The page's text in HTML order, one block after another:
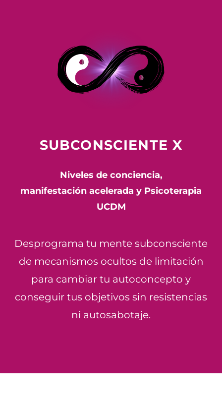
SUBCONSCIENTE X
Niveles de conciencia,
manifestación acelerada y Psicoterapia
UCDM
Desprograma tu mente subconsciente
de mecanismos ocultos de limitación
para cambiar tu autoconcepto y
conseguir tus objetivos sin resistencias
ni autosabotaje.